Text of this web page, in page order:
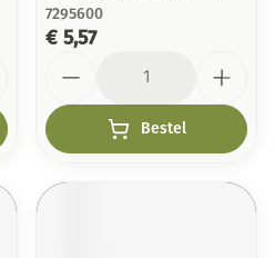
7295600
€ 5,57
Bestel